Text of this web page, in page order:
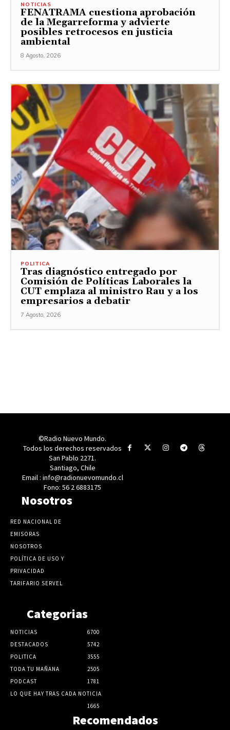
NOTICIAS
FENATRAMA cuestiona aprobación
de la Megarreforma y advierte
posibles retrocesos en justicia
ambiental
8 Agosto, 2026
POLITICA
Tras diagnóstico entregado por
Comisión de Políticas Laborales la
CUT emplaza al ministro Rau y a los
empresarios a debatir
7 Agosto, 2026
©Radio Nuevo Mundo.
Todos los derechos reservados
San Pablo 2271.
Santiago, Chile
Email : info@radionuevomundo.cl
Fono: 56 2 6883175
Nosotros
RED NACIONAL DE
EMISORAS
NOSOTROS
POLÍTICA DE USO Y
PRIVACIDAD
TARIFARIO SERVEL
Categorias
NOTICIAS
6700
DESTACADOS
5742
POLITICA
3555
TODA TU MAÑANA
2505
PODCAST
1781
LO QUE HAY TRAS CADA NOTICIA
1665
Recomendados